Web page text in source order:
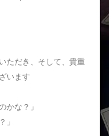
ただき、そして、貴重
います
かな？」
」